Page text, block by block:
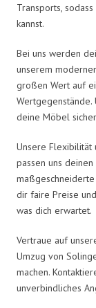
Transports,
kannst.
Bei uns werden
unserem
großen Wert auf
deine Möbel
Unsere Flexibilität
passen uns
dir faire Preise
was dich erwartet.
Vertraue auf
Umzug von
machen.
unverbindliches